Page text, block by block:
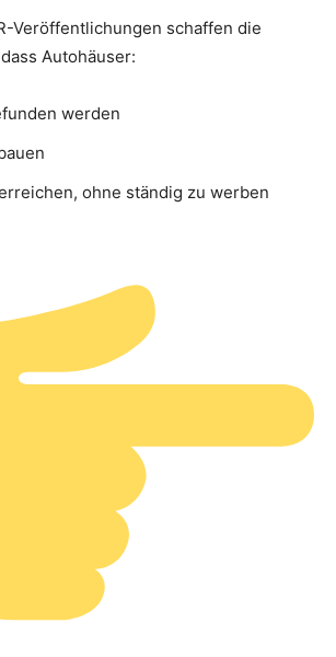
Veröffentlichungen schaffen die
Autohäuser:
werden
ohne ständig zu werben